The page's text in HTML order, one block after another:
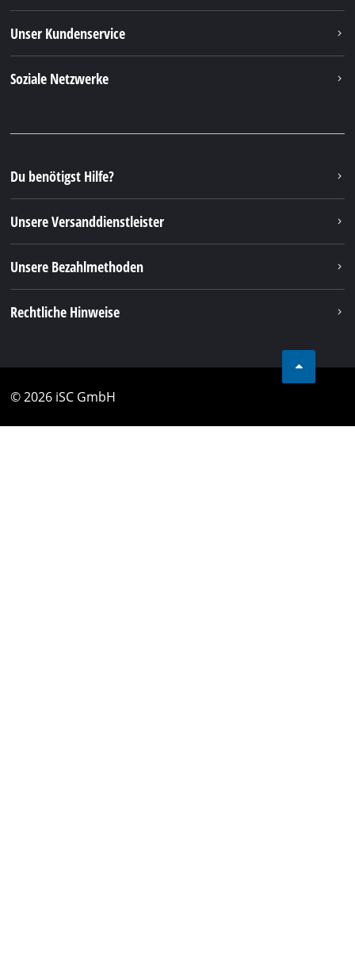
Unser Kundenservice
Soziale Netzwerke
Du benötigst Hilfe?
Unsere Versanddienstleister
Unsere Bezahlmethoden
Rechtliche Hinweise
© 2026 iSC GmbH